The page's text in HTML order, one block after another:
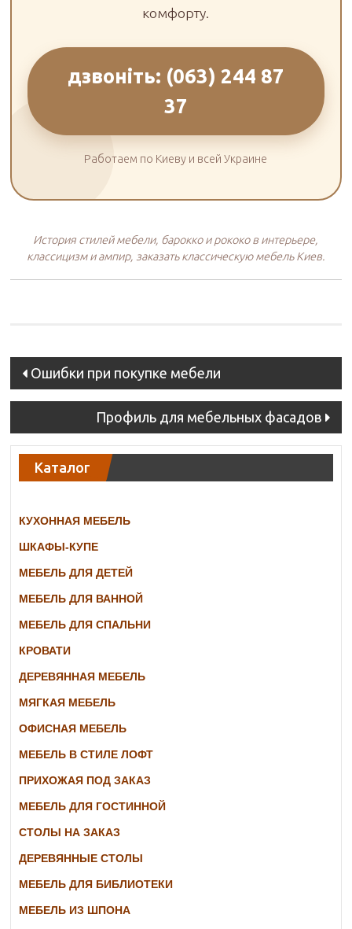
комфорту.
дзвоніть: (063) 244 87
37
Работаем по Киеву и всей Украине
История стилей мебели, барокко и рококо в интерьере,
классицизм и ампир, заказать классическую мебель Киев.
Post
navigation
Ошибки при покупке мебели
Профиль для мебельных фасадов
Каталог
КУХОННАЯ МЕБЕЛЬ
ШКАФЫ-КУПЕ
МЕБЕЛЬ ДЛЯ ДЕТЕЙ
МЕБЕЛЬ ДЛЯ ВАННОЙ
МЕБЕЛЬ ДЛЯ СПАЛЬНИ
КРОВАТИ
ДЕРЕВЯННАЯ МЕБЕЛЬ
МЯГКАЯ МЕБЕЛЬ
ОФИСНАЯ МЕБЕЛЬ
МЕБЕЛЬ В СТИЛЕ ЛОФТ
ПРИХОЖАЯ ПОД ЗАКАЗ
МЕБЕЛЬ ДЛЯ ГОСТИННОЙ
СТОЛЫ НА ЗАКАЗ
ДЕРЕВЯННЫЕ СТОЛЫ
МЕБЕЛЬ ДЛЯ БИБЛИОТЕКИ
МЕБЕЛЬ ИЗ ШПОНА